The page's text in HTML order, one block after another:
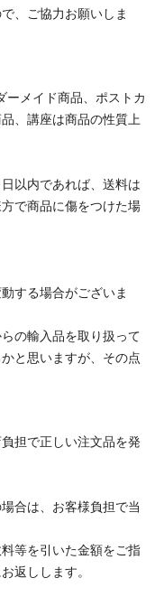
、ご協力お願いしま
ーメイド商品、ポストカ
、講座は商品の性質上
以内であれば、送料は
で商品に傷をつけた場
する場合がございま
の輸入品を取り扱って
と思いますが、その点
担で正しい注文品を発
合は、お客様負担で当
等を引いた金額をご指
返しします。